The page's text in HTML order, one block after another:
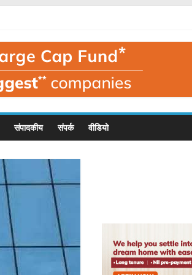
संपादकीय संपर्क वीडियो